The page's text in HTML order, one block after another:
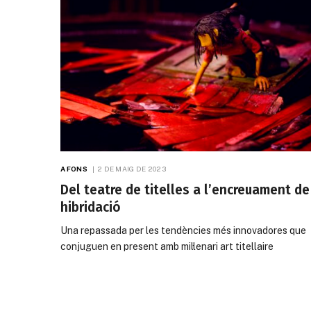
A FONS 2 DE MAIG DE 2023
Del teatre de titelles a l’encreuament
hibridació
Una repassada per les tendències més innovadores que
conjuguen en present amb mil·lenari art titellaire